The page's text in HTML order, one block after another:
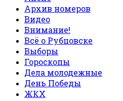
Архив номеров
Видео
Внимание!
Всё о Рубцовске
Выборы
Гороскопы
Дела молодежные
День Победы
ЖКХ